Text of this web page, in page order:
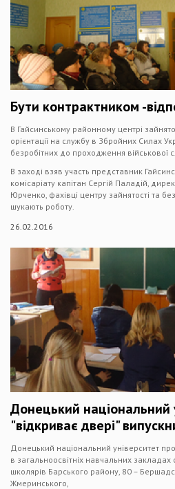
Бути контрактником -
В Гайсинському районному центрі
орієнтації на службу в Збройних Силах
безробітних до проходження військової
В заході взяв участь представник
комісаріату капітан Сергій Паладій,
Юрченко, фахівці центру зайнятості та
шукають роботу.
26.02.2016
Донецький національний
"відкриває двері"
Донецький національний університет
в загальноосвітніх навчальних закладах
школярів Барського району, 80 –
Жмеринського,